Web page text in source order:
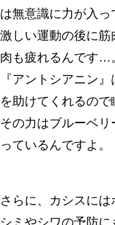
は無意識に力が入っ
激しい運動の後に
肉も疲れるんです…
『アントシアニン
を助けてくれるので
その力はブルーベ
っているんですよ。
さらに、カシスには